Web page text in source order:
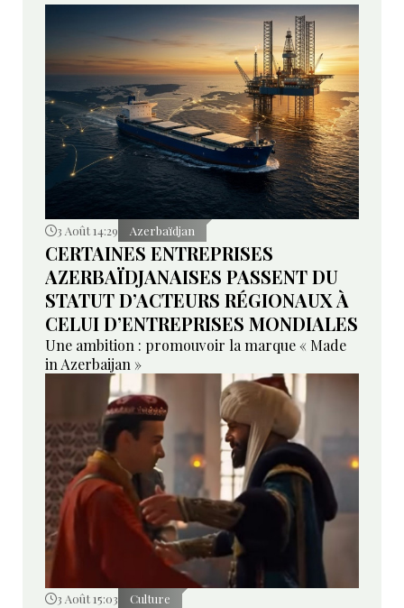
3 Août 14:29 Azerbaïdjan
CERTAINES ENTREPRISES
AZERBAÏDJANAISES PASSENT DU
STATUT D’ACTEURS RÉGIONAUX À
CELUI D’ENTREPRISES MONDIALES
Une ambition : promouvoir la marque « Made
in Azerbaijan »
3 Août 15:03 Culture